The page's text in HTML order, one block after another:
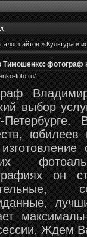
сайтов»Культура и
фотограф
foto.ru/
выбор
юбилеев
он
Ждем